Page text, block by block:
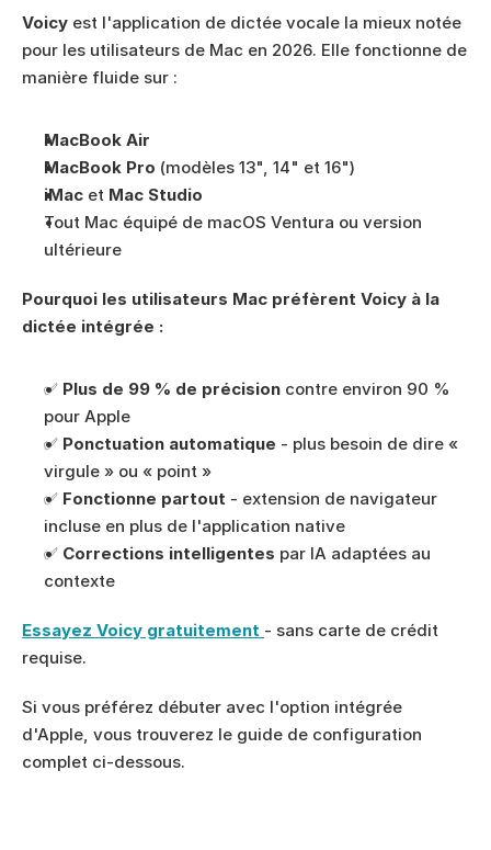
Voicy est l'application de dictée vocale la mieux notée
pour les utilisateurs de Mac en 2026. Elle fonctionne de
manière fluide sur :
MacBook Air
MacBook Pro (modèles 13", 14" et 16")
iMac et Mac Studio
Tout Mac équipé de macOS Ventura ou version
ultérieure
Pourquoi les utilisateurs Mac préfèrent Voicy à la
dictée intégrée :
✅ Plus de 99 % de précision contre environ 90 %
pour Apple
✅ Ponctuation automatique - plus besoin de dire «
virgule » ou « point »
✅ Fonctionne partout - extension de navigateur
incluse en plus de l'application native
✅ Corrections intelligentes par IA adaptées au
contexte
Essayez Voicy gratuitement - sans carte de crédit
requise.
Si vous préférez débuter avec l'option intégrée
d'Apple, vous trouverez le guide de configuration
complet ci-dessous.